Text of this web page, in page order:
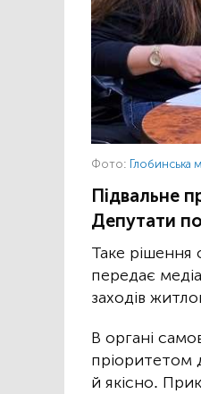
Фото: Глобинська
Підвальне
Депутати
Таке
передає
заходів
В органі
пріоритетом
й якісно.